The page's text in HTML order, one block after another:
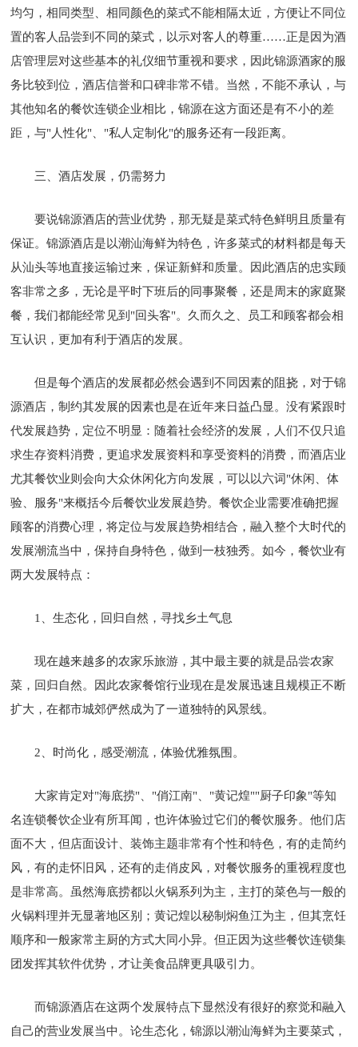
均匀，相同类型、相同颜色的菜式不能相隔太近，方便让不同位
置的客人品尝到不同的菜式，以示对客人的尊重……正是因为酒
店管理层对这些基本的礼仪细节重视和要求，因此锦源酒家的服
务比较到位，酒店信誉和口碑非常不错。当然，不能不承认，与
其他知名的餐饮连锁企业相比，锦源在这方面还是有不小的差
距，与"人性化"、"私人定制化"的服务还有一段距离。
三、酒店发展，仍需努力
要说锦源酒店的营业优势，那无疑是菜式特色鲜明且质量有
保证。锦源酒店是以潮汕海鲜为特色，许多菜式的材料都是每天
从汕头等地直接运输过来，保证新鲜和质量。因此酒店的忠实顾
客非常之多，无论是平时下班后的同事聚餐，还是周末的家庭聚
餐，我们都能经常见到"回头客"。久而久之、员工和顾客都会相
互认识，更加有利于酒店的发展。
但是每个酒店的发展都必然会遇到不同因素的阻挠，对于锦
源酒店，制约其发展的因素也是在近年来日益凸显。没有紧跟时
代发展趋势，定位不明显：随着社会经济的发展，人们不仅只追
求生存资料消费，更追求发展资料和享受资料的消费，而酒店业
尤其餐饮业则会向大众休闲化方向发展，可以以六词"休闲、体
验、服务"来概括今后餐饮业发展趋势。餐饮企业需要准确把握
顾客的消费心理，将定位与发展趋势相结合，融入整个大时代的
发展潮流当中，保持自身特色，做到一枝独秀。如今，餐饮业有
两大发展特点：
1、生态化，回归自然，寻找乡土气息
现在越来越多的农家乐旅游，其中最主要的就是品尝农家
菜，回归自然。因此农家餐馆行业现在是发展迅速且规模正不断
扩大，在都市城郊俨然成为了一道独特的风景线。
2、时尚化，感受潮流，体验优雅氛围。
大家肯定对"海底捞"、"俏江南"、"黄记煌""厨子印象"等知
名连锁餐饮企业有所耳闻，也许体验过它们的餐饮服务。他们店
面不大，但店面设计、装饰主题非常有个性和特色，有的走简约
风，有的走怀旧风，还有的走俏皮风，对餐饮服务的重视程度也
是非常高。虽然海底捞都以火锅系列为主，主打的菜色与一般的
火锅料理并无显著地区别；黄记煌以秘制焖鱼江为主，但其烹饪
顺序和一般家常主厨的方式大同小异。但正因为这些餐饮连锁集
团发挥其软件优势，才让美食品牌更具吸引力。
而锦源酒店在这两个发展特点下显然没有很好的察觉和融入
自己的营业发展当中。论生态化，锦源以潮汕海鲜为主要菜式，